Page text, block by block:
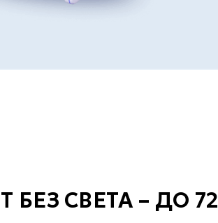
БЕЗ СВЕТА – ДО 72